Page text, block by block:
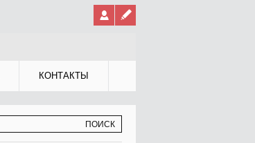
КОНТАКТЫ